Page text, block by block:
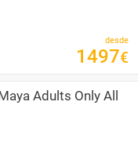
desde
1497€
Adults Only All